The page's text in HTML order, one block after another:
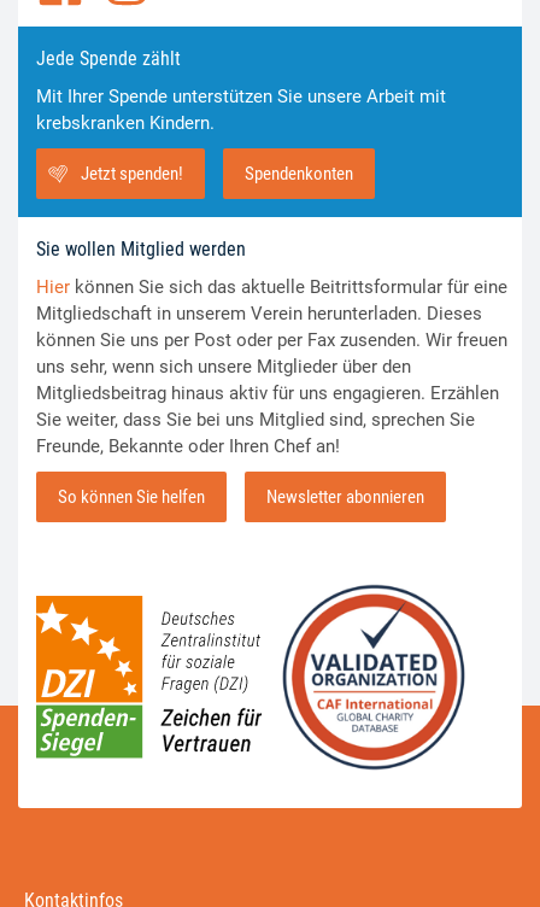
Jede Spende zählt
Mit Ihrer Spende unterstützen Sie unsere Arbeit mit
krebskranken Kindern.
Jetzt spenden! Spendenkonten
Sie wollen Mitglied werden
Hier können Sie sich das aktuelle Beitrittsformular für eine
Mitgliedschaft in unserem Verein herunterladen. Dieses
können Sie uns per Post oder per Fax zusenden. Wir freuen
uns sehr, wenn sich unsere Mitglieder über den
Mitgliedsbeitrag hinaus aktiv für uns engagieren. Erzählen
Sie weiter, dass Sie bei uns Mitglied sind, sprechen Sie
Freunde, Bekannte oder Ihren Chef an!
So können Sie helfen Newsletter abonnieren
Kontaktinfos